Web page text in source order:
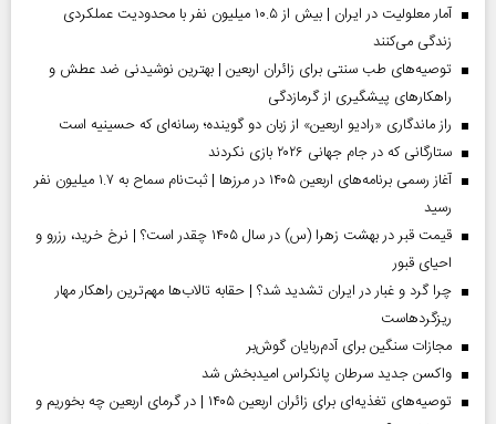
آمار معلولیت در ایران | بیش از ۱۰.۵ میلیون نفر با محدودیت عملکردی
زندگی می‌کنند
توصیه‌های طب سنتی برای زائران اربعین | بهترین نوشیدنی ضد عطش و
راهکارهای پیشگیری از گرمازدگی
راز ماندگاری «رادیو اربعین» از زبان دو گوینده؛ رسانه‌ای که حسینیه است
ستارگانی که در جام جهانی ۲۰۲۶ بازی نکردند
آغاز رسمی برنامه‌های اربعین ۱۴۰۵ در مرز‌ها | ثبت‌نام سماح به ۱.۷ میلیون نفر
رسید
قیمت قبر در بهشت زهرا (س) در سال ۱۴۰۵ چقدر است؟ | نرخ خرید، رزرو و
احیای قبور
چرا گرد و غبار در ایران تشدید شد؟ | حقابه تالاب‌ها مهم‌ترین راهکار مهار
ریزگردهاست
مجازات سنگین برای آدم‌ربایان گوش‌بر
واکسن جدید سرطان پانکراس امیدبخش شد
توصیه‌های تغذیه‌ای برای زائران اربعین ۱۴۰۵ | در گرمای اربعین چه بخوریم و